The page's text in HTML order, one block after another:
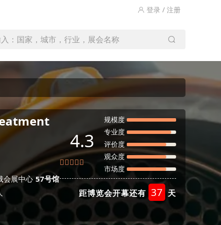
登录 / 注册
：国家，城市，行业，展会名称
会展中心 57号馆
4.3
规模度
专业度
评价度
观众度
市场度
距博览会开幕还有 37 天